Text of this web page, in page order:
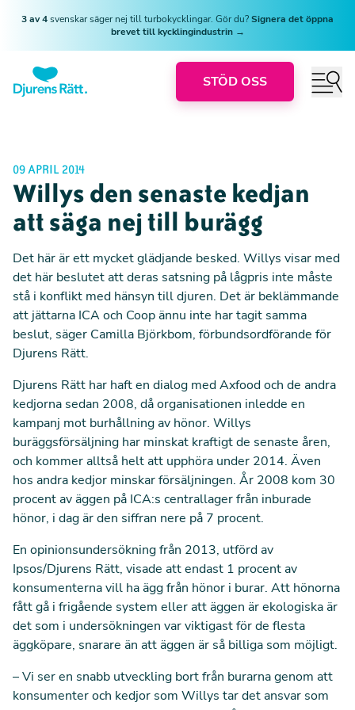
3 av 4svenskar säger nej till turbokycklingar. Gör du?Signera det öppna
brevet till kycklingindustrin →
STÖD OSS
09 APRIL 2014
Willys den senaste kedjan
att säga nej till burägg
Det här är ett mycket glädjande besked. Willys visar med
det här beslutet att deras satsning på lågpris inte måste
stå i konflikt med hänsyn till djuren. Det är beklämmande
att jättarna ICA och Coop ännu inte har tagit samma
beslut, säger Camilla Björkbom, förbundsordförande för
Djurens Rätt.
Djurens Rätt har haft en dialog med Axfood och de andra
kedjorna sedan 2008, då organisationen inledde en
kampanj mot burhållning av hönor. Willys
buräggsförsäljning har minskat kraftigt de senaste åren,
och kommer alltså helt att upphöra under 2014. Även
hos andra kedjor minskar försäljningen. År 2008 kom 30
procent av äggen på ICA:s centrallager från inburade
hönor, i dag är den siffran nere på 7 procent.
En opinionsundersökning från 2013, utförd av
Ipsos/Djurens Rätt, visade att endast 1 procent av
konsumenterna vill ha ägg från hönor i burar. Att hönorna
fått gå i frigående system eller att äggen är ekologiska är
det som i undersökningen var viktigast för de flesta
äggköpare, snarare än att äggen är så billiga som möjligt.
– Vi ser en snabb utveckling bort från burarna genom att
konsumenter och kedjor som Willys tar det ansvar som